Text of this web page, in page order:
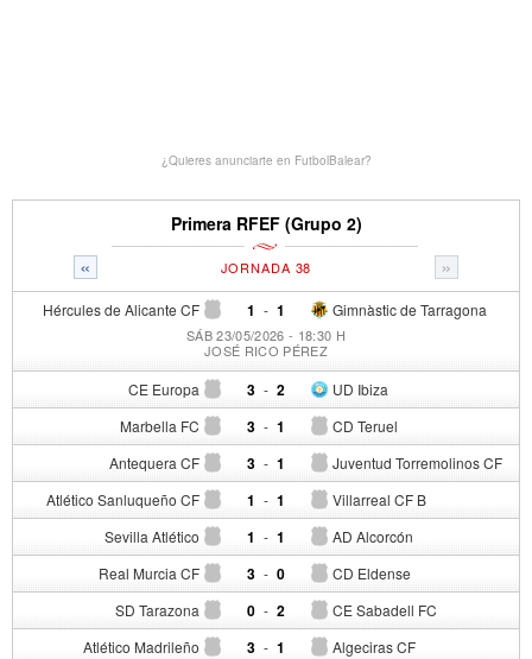
¿Quieres anunciarte en FutbolBalear?
Primera RFEF (Grupo 2)
« »
JORNADA 38
Hércules de Alicante CF 1 - Gimnàstic de Tarragona
1
SÁB 23/05/2026 - 18:30 H
JOSÉ RICO PÉREZ
CE Europa 3 - UD Ibiza
2
Marbella FC 3 - CD Teruel
1
Antequera CF 3 - Juventud Torremolinos CF
1
Atlético Sanluqueño CF 1 - Villarreal CF B
1
Sevilla Atlético 1 - AD Alcorcón
1
Real Murcia CF 3 - CD Eldense
0
SD Tarazona 0 - CE Sabadell FC
2
Atlético Madrileño 3 - Algeciras CF
1